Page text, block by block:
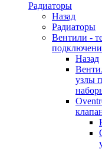
Радиаторы
Назад
Радиаторы
Вентили -
Назад
узлы